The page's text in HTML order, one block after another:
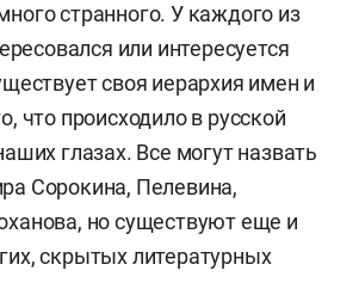
странного. У каждого из
или интересуется
своя иерархия имен и
что происходило в русской
глазах. Все могут назвать
Сорокина, Пелевина,
но существуют еще и
скрытых литературных